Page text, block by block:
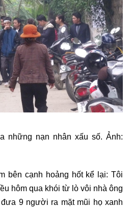
những nạn nhân xấu số. Ảnh:
bên cạnh hoảng hốt kể lại: Tôi
hôm qua khói từ lò vôi nhà ông
9 người ra mặt mũi họ xanh